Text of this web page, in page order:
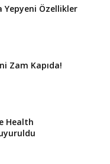
Yepyeni Özellikler
Zam Kapıda!
Health